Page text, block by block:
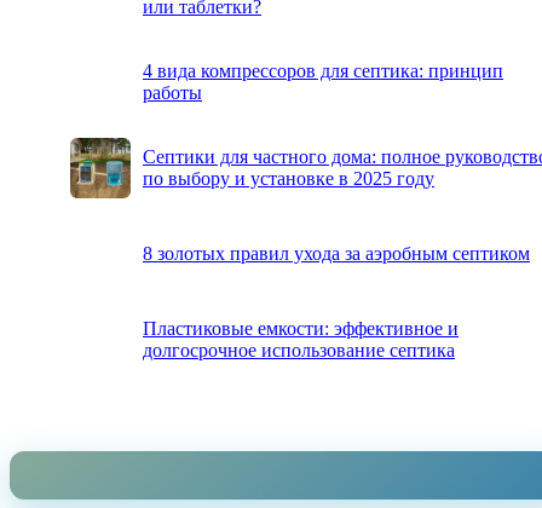
или таблетки?
4 вида компрессоров для септика: принцип
работы
Септики для частного дома: полное
по выбору и установке в 2025 году
8 золотых правил ухода за аэробным септиком
Пластиковые емкости: эффективное и
долгосрочное использование септика